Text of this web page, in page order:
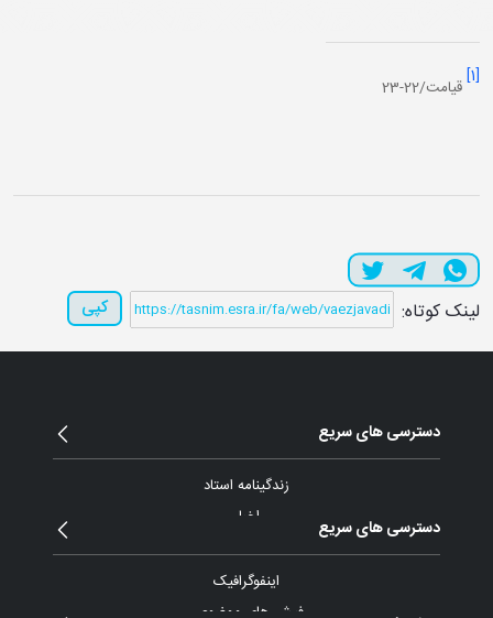
قیامت/22-23
لینک کوتاه: کپی
دسترسی های سریع
زندگینامه استاد
اخبار
بیانات
پیام ها و نامه ها
دسترسی های سریع
اینفوگرافیک
فیش های موضوعی